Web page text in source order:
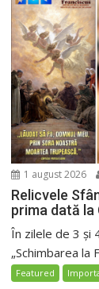
1 august 2026
Relicvele
prima dată la
În zilele de 3 și
„Schimbarea la
Featured